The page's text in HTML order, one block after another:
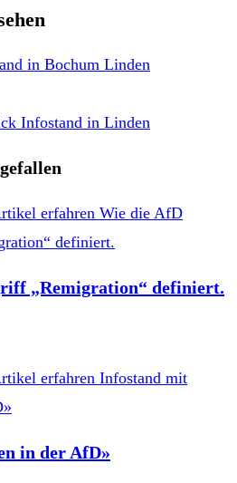
in Bochum Linden
Infostand in Linden
„Remigration“ definiert.
in der AfD»